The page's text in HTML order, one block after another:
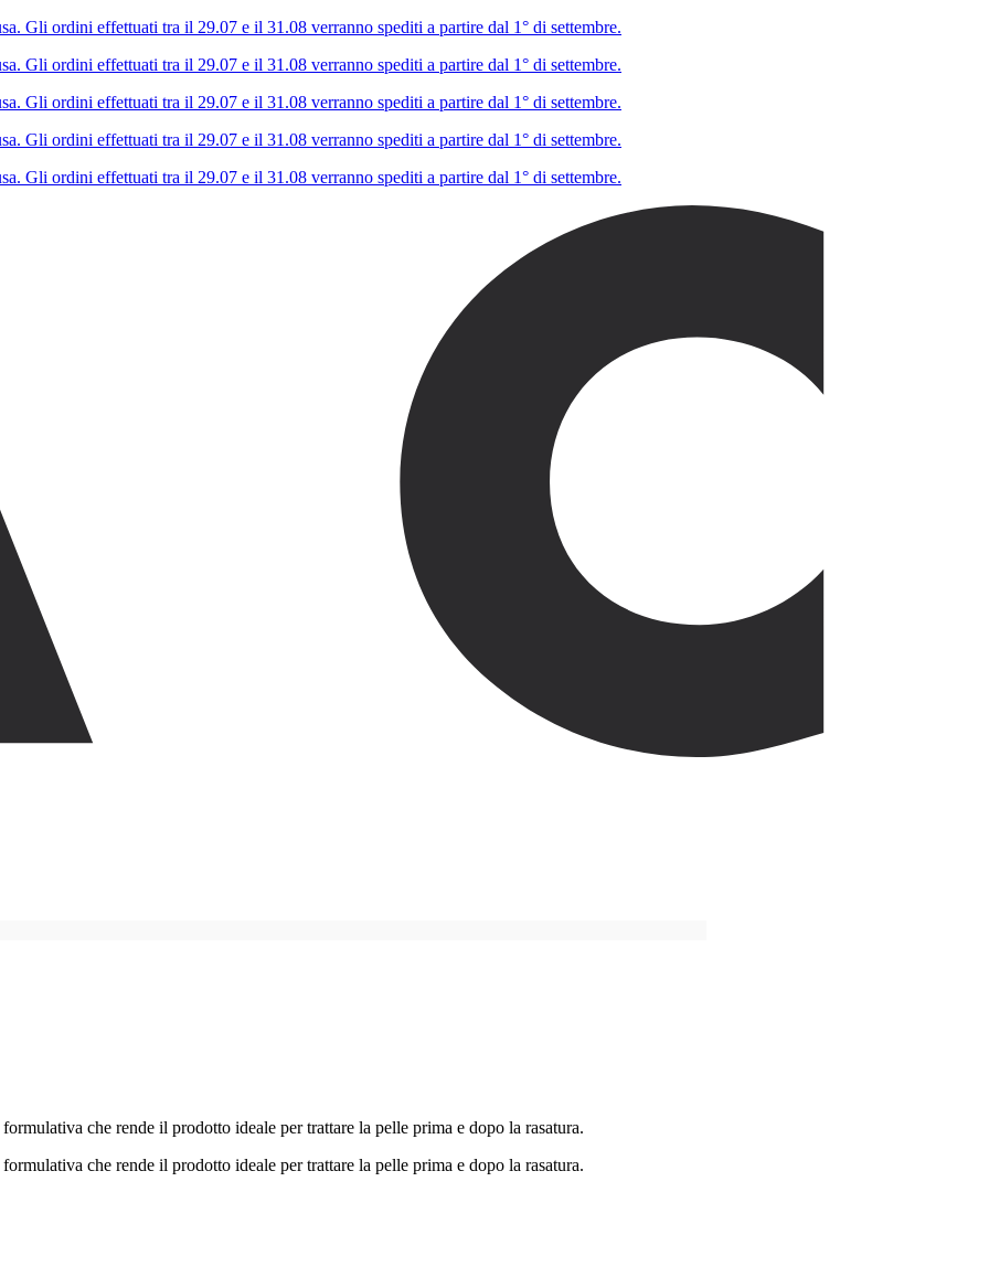
Gli ordini effettuati tra il 29.07 e il 31.08 verranno spediti a partire dal 1° di settembre.
Gli ordini effettuati tra il 29.07 e il 31.08 verranno spediti a partire dal 1° di settembre.
Gli ordini effettuati tra il 29.07 e il 31.08 verranno spediti a partire dal 1° di settembre.
Gli ordini effettuati tra il 29.07 e il 31.08 verranno spediti a partire dal 1° di settembre.
Gli ordini effettuati tra il 29.07 e il 31.08 verranno spediti a partire dal 1° di settembre.
che rende il prodotto ideale per trattare la pelle prima e dopo la rasatura.
che rende il prodotto ideale per trattare la pelle prima e dopo la rasatura.